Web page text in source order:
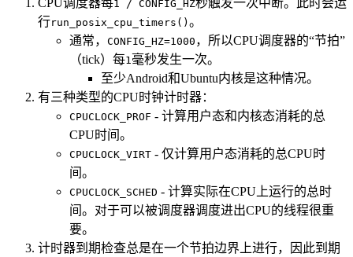
1 / CONFIG_HZ
行run_posix_cpu_timers() 。
通常， CONFIG_HZ=1000 ，所以CPU调度器的“节拍”
（tick）每1 毫秒发生一次。
至少Android和Ubuntu内核是这种情况。
有三种类型的CPU时钟计时器：
CPUCLOCK_PROF - 计算用户态和内核态消耗的总
CPU时间。
CPUCLOCK_VIRT - 仅计算用户态消耗的总CPU时
间。
CPUCLOCK_SCHED - 计算实际在CPU上运行的总时
间。对于可以被调度器调度进出CPU的线程很重
要。
计时器到期检查总是在一个节拍边界上进行，因此到期